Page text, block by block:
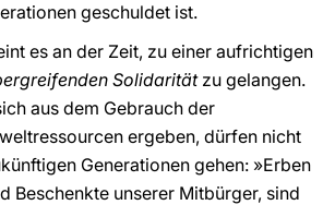
geschuldet ist.
es an der Zeit, zu einer aufrichtigen
Solidaritätzu gelangen.
aus dem Gebrauch der
ergeben, dürfen nicht
Generationen gehen: »Erben
Beschenkte unserer Mitbürger, sind